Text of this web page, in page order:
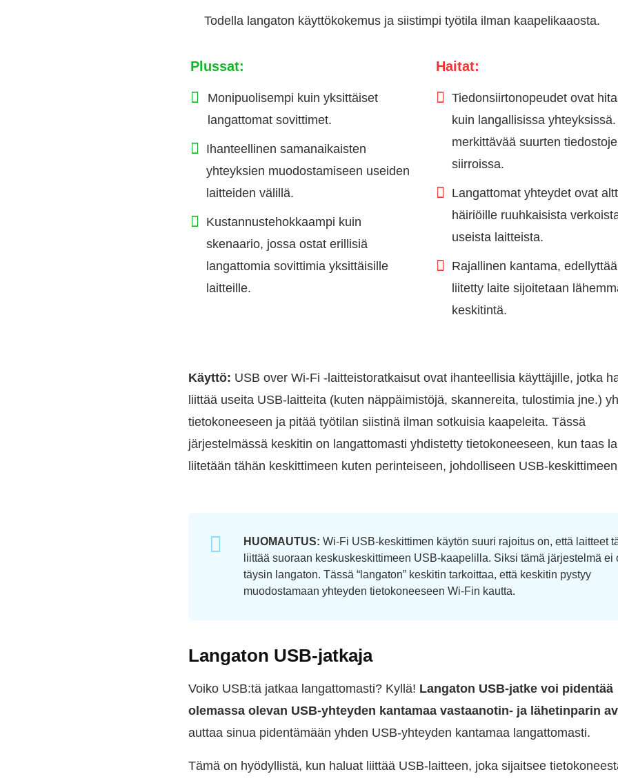
Todella langaton käyttökokemus ja siistimpi työtila ilman kaapelikaaosta.
Plussat:
Monipuolisempi kuin yksittäiset
langattomat sovittimet.
Ihanteellinen samanaikaisten
yhteyksien muodostamiseen useiden
laitteiden välillä.
Kustannustehokkaampi kuin
skenaario, jossa ostat erillisiä
langattomia sovittimia yksittäisille
laitteille.
Haitat:
Tiedonsiirtonopeudet ovat
kuin langallisissa
merkittävää suurten
siirroissa.
Langattomat yhteydet ovat
häiriöille ruuhkaisista
useista laitteista.
Rajallinen kantama,
liitetty laite sijoitetaan
keskitintä.
Käyttö: USB over Wi-Fi -laitteistoratkaisut ovat ihanteellisia käyttäjille, jotka
liittää useita USB-laitteita (kuten näppäimistöjä, skannereita, tulostimia jne.)
tietokoneeseen ja pitää työtilan siistinä ilman sotkuisia kaapeleita. Tässä
järjestelmässä keskitin on langattomasti yhdistetty tietokoneeseen, kun taas
liitetään tähän keskittimeen kuten perinteiseen, johdolliseen USB-
HUOMAUTUS: Wi-Fi USB-keskittimen käytön suuri rajoitus on, että laitteet
liittää suoraan keskuskeskittimeen USB-kaapelilla. Siksi tämä järjestelmä ei
täysin langaton. Tässä “langaton” keskitin tarkoittaa, että keskitin pystyy
muodostamaan yhteyden tietokoneeseen Wi-Fin kautta.
Langaton USB-jatkaja
Voiko USB:tä jatkaa langattomasti? Kyllä! Langaton USB-jatke voi pidentää
olemassa olevan USB-yhteyden kantamaa vastaanotin- ja lähetinparin
auttaa sinua pidentämään yhden USB-yhteyden kantamaa langattomasti.
Tämä on hyödyllistä, kun haluat liittää USB-laitteen, joka sijaitsee